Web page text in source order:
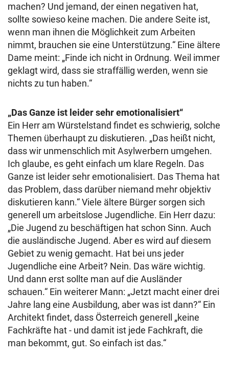
machen? Und jemand, der einen negativen hat,
sollte sowieso keine machen. Die andere Seite ist,
wenn man ihnen die Möglichkeit zum Arbeiten
nimmt, brauchen sie eine Unterstützung.“ Eine ältere
Dame meint: „Finde ich nicht in Ordnung. Weil immer
geklagt wird, dass sie straffällig werden, wenn sie
nichts zu tun haben.“
„Das Ganze ist leider sehr emotionalisiert“
Ein Herr am Würstelstand findet es schwierig, solche
Themen überhaupt zu diskutieren. „Das heißt nicht,
dass wir unmenschlich mit Asylwerbern umgehen.
Ich glaube, es geht einfach um klare Regeln. Das
Ganze ist leider sehr emotionalisiert. Das Thema hat
das Problem, dass darüber niemand mehr objektiv
diskutieren kann.“ Viele ältere Bürger sorgen sich
generell um arbeitslose Jugendliche. Ein Herr dazu:
„Die Jugend zu beschäftigen hat schon Sinn. Auch
die ausländische Jugend. Aber es wird auf diesem
Gebiet zu wenig gemacht. Hat bei uns jeder
Jugendliche eine Arbeit? Nein. Das wäre wichtig.
Und dann erst sollte man auf die Ausländer
schauen.“ Ein weiterer Mann: „Jetzt macht einer drei
Jahre lang eine Ausbildung, aber was ist dann?“ Ein
Architekt findet, dass Österreich generell „keine
Fachkräfte hat - und damit ist jede Fachkraft, die
man bekommt, gut. So einfach ist das.“